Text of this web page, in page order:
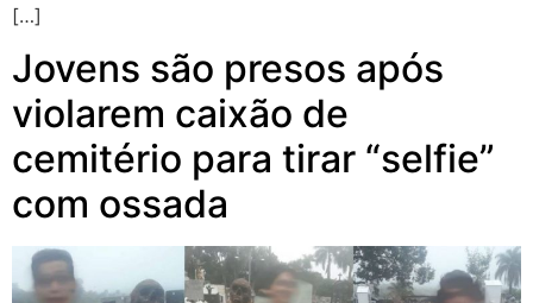
[…]
Jovens são presos após
violarem caixão de
cemitério para tirar “selfie”
com ossada